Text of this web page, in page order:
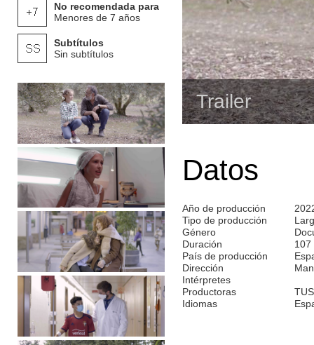
No recomendada para
Menores de 7 años
Subtítulos
Sin subtítulos
Trailer
Datos
Año de producción
Tipo de producción
Género
Duración
107
País de producción
Dirección
Intérpretes
Productoras
Idiomas